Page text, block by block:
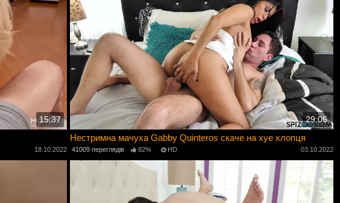
15:37
18.10.2022
29:06
Нестримна мачуха Gabby Quinteros скаче на хуе хлопця
41009 переглядів 82% HD 03.10.2022